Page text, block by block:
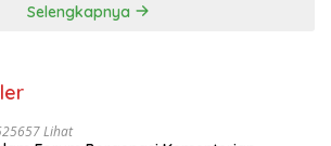
Selengkapnya
Lihat